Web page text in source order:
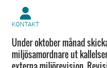
KONTAKT
Under oktober månad
miljösamordnare ut